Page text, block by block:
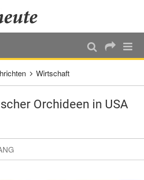
Inhalt
Wirtschaft
Orchideen in USA